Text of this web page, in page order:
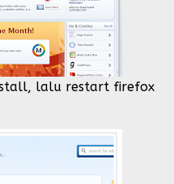
lalu restart firefox